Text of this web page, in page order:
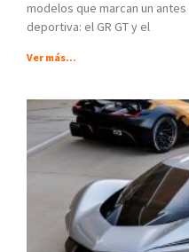
modelos que marcan un
deportiva: el GR GT y el
Ver más...